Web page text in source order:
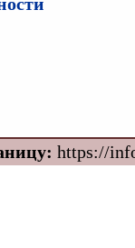
https://